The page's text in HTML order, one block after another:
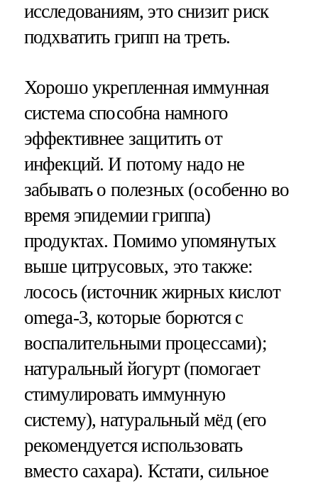
исследованиям, это снизит риск
подхватить грипп на треть.
Хорошо укрепленная иммунная
система способна намного
эффективнее защитить от
инфекций. И потому надо не
забывать о полезных (особенно во
время эпидемии гриппа)
продуктах. Помимо упомянутых
выше цитрусовых, это также:
лосось (источник жирных кислот
omega-3, которые борются с
воспалительными процессами);
натуральный йогурт (помогает
стимулировать иммунную
систему), натуральный мёд (его
рекомендуется использовать
вместо сахара). Кстати, сильное